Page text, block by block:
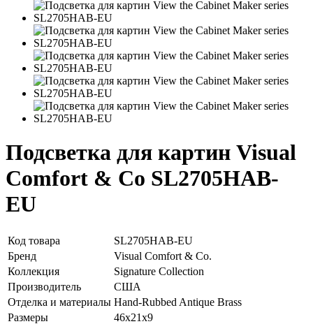
Подсветка для картин Visual
Comfort & Co SL2705HAB-
EU
Код товара
SL2705HAB-EU
Бренд
Visual Comfort & Co.
Коллекция
Signature Collection
Производитель
США
Отделка и материалы Hand-Rubbed Antique Brass
Размеры
46х21х9